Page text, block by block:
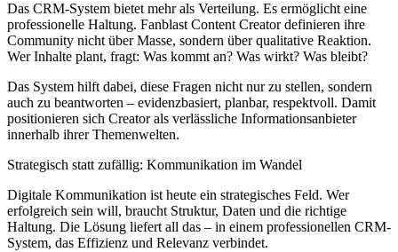
Das CRM-System bietet mehr als Verteilung. Es ermöglicht eine
professionelle Haltung. Fanblast Content Creator definieren ihre
Community nicht über Masse, sondern über qualitative Reaktion.
Wer Inhalte plant, fragt: Was kommt an? Was wirkt? Was bleibt?
Das System hilft dabei, diese Fragen nicht nur zu stellen, sondern
auch zu beantworten – evidenzbasiert, planbar, respektvoll. Damit
positionieren sich Creator als verlässliche Informationsanbieter
innerhalb ihrer Themenwelten.
Strategisch statt zufällig: Kommunikation im Wandel
Digitale Kommunikation ist heute ein strategisches Feld. Wer
erfolgreich sein will, braucht Struktur, Daten und die richtige
Haltung. Die Lösung liefert all das – in einem professionellen CRM-
System, das Effizienz und Relevanz verbindet.